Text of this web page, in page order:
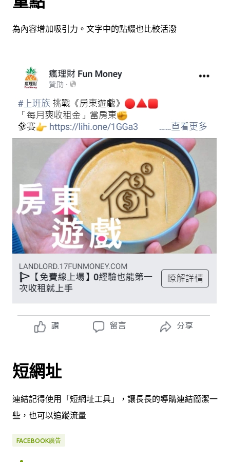
為內容增加吸引力。文字中的點綴也比較活潑
短網址
連結記得使用「短網址工具」，讓長長的導購連結簡潔一
些，也可以追蹤流量
FACEBOOK廣告